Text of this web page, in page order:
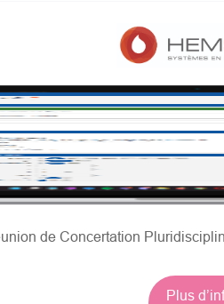
de Concertation
Plus